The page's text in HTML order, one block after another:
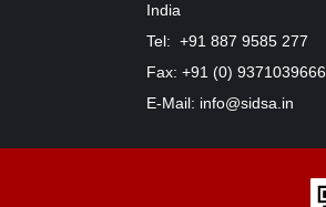
India
Tel: +91 887 9585 277
Fax: +91 (0) 9371039666
E-Mail: info@sidsa.in